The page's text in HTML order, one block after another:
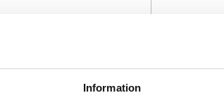
Information